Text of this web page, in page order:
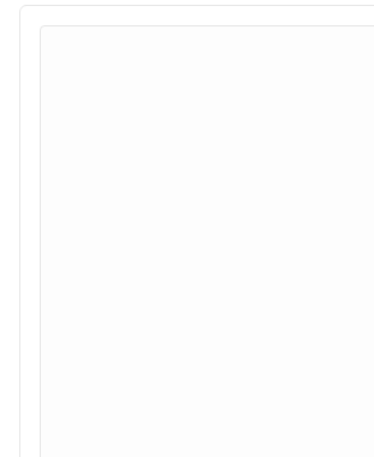
e preservação dos nutrientes de cada